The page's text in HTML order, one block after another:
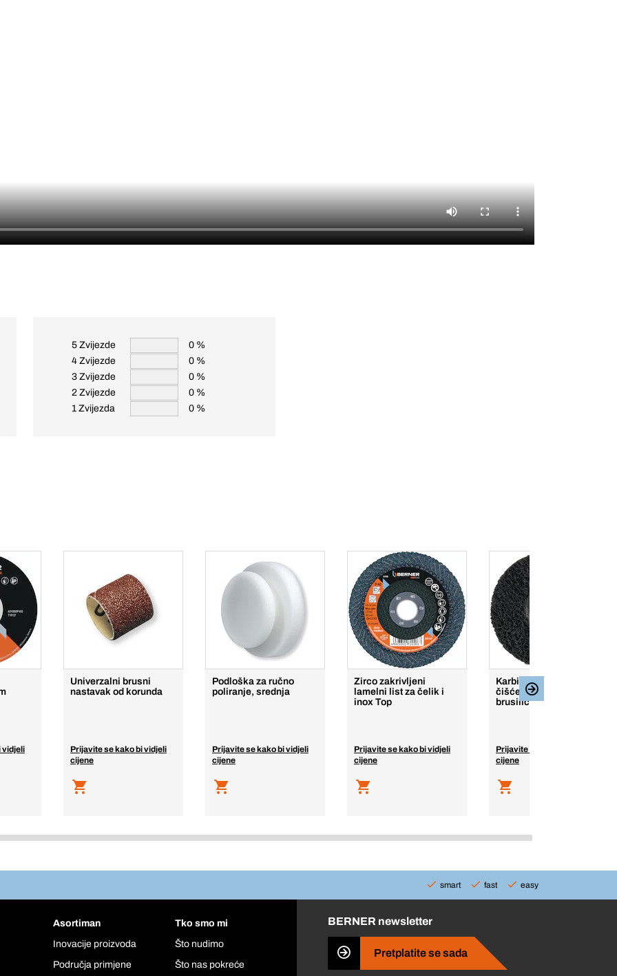
5 Zvijezde
0 %
4 Zvijezde
0 %
3 Zvijezde
0 %
2 Zvijezde
0 %
1 Zvijezda
0 %
vidjeli
Univerzalni brusni
nastavak od korunda
Prijavite se kako bi vidjeli
cijene
Podloška za ručno
poliranje, srednja
Prijavite se kako bi vidjeli
cijene
Zirco zakrivljeni
lamelni list za čelik i
inox Top
Prijavite se kako bi vidjeli
cijene
Karbidna ploča za
čišćenje za kutnu
brusilicu Top
Prijavite se kako bi vidjeli
cijene
smart fast easy
Asortiman
Inovacije proizvoda
Područja primjene
Tko smo mi
Što nudimo
Što nas pokreće
BERNER newsletter
Pretplatite se sada